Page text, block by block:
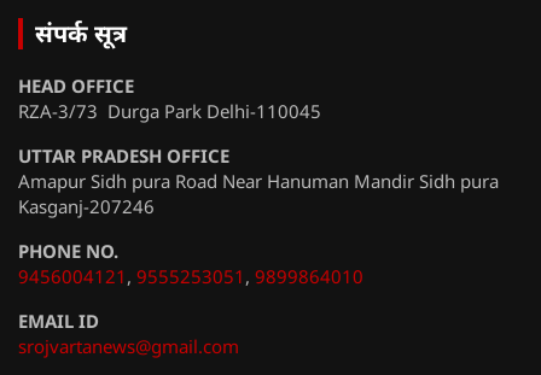
संपर्क सूत्र
HEAD OFFICE
RZA-3/73 Durga Park Delhi-110045
UTTAR PRADESH OFFICE
Amapur Sidh pura Road Near Hanuman Mandir Sidh pura
Kasganj-207246
PHONE NO.
9456004121 , 9555253051 , 9899864010
EMAIL ID
srojvartanews@gmail.com